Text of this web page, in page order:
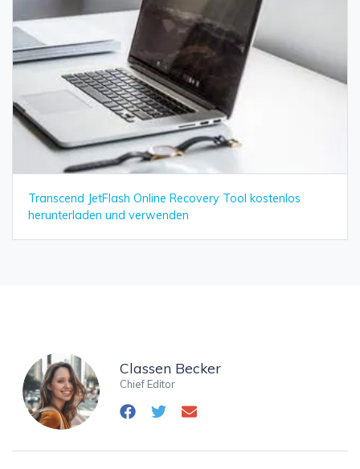
Transcend JetFlash Online Recovery Tool kostenlos
herunterladen und verwenden
Classen Becker
Chief Editor